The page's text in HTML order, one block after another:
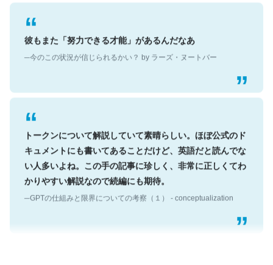
彼もまた「努力できる才能」があるんだなあ
─今のこの状況が信じられるかい？ by ラーズ・ヌートバー
トークンについて解説していて素晴らしい。ほぼ公式のド
キュメントにも書いてあることだけど、英語だと読んでな
い人多いよね。この手の記事に珍しく、非常に正しくてわ
かりやすい解説なので続編にも期待。
─GPTの仕組みと限界についての考察（１） - conceptualization